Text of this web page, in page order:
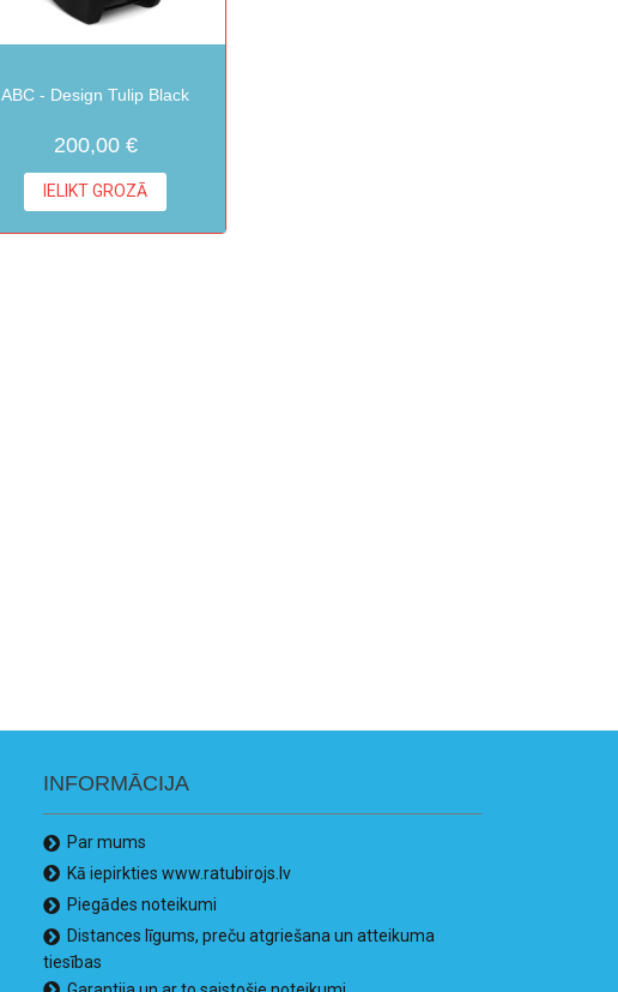
ABC - Design Tulip Black
200,00 €
IELIKT GROZĀ
INFORMĀCIJA
Par mums
Kā iepirkties www.ratubirojs.lv
Piegādes noteikumi
Distances līgums, preču atgriešana un atteikuma
tiesības